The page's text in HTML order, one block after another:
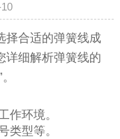
择合适的弹簧线成
详细解析弹簧线的
作环境。
类型等。